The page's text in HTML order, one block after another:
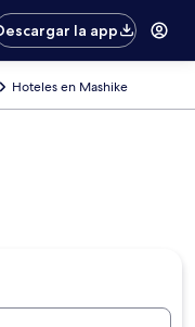
la app
Hoteles en Mashike